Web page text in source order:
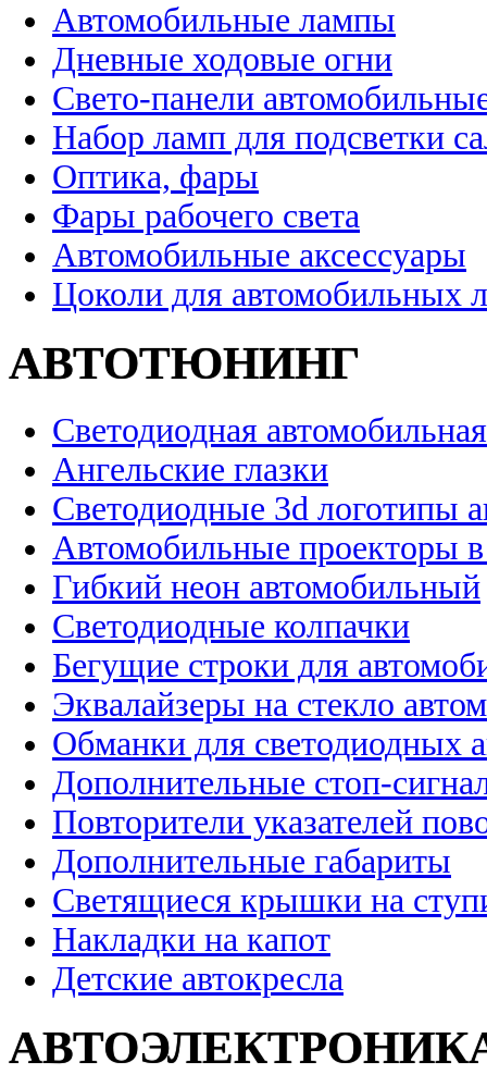
Автомобильные лампы
Дневные ходовые огни
Свето-панели
Набор ламп для подсветки
Оптика, фары
Фары рабочего света
Автомобильные аксессуары
Цоколи для автомобильных
АВТОТЮНИНГ
Светодиодная
Ангельские глазки
Светодиодные 3d логотипы
Автомобильные проекторы
Гибкий неон автомобильный
Светодиодные колпачки
Бегущие строки для
Эквалайзеры на стекло
Обманки для светодиодных
Дополнительные стоп-
Повторители указателей
Дополнительные габариты
Светящиеся крышки на
Накладки на капот
Детские автокресла